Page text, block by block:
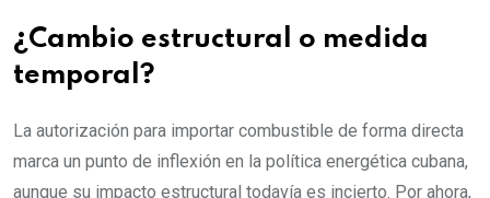
¿Cambio estructural o medida
temporal?
La autorización para importar combustible de forma directa
marca un punto de inflexión en la política energética cubana,
aunque su impacto estructural todavía es incierto. Por ahora,